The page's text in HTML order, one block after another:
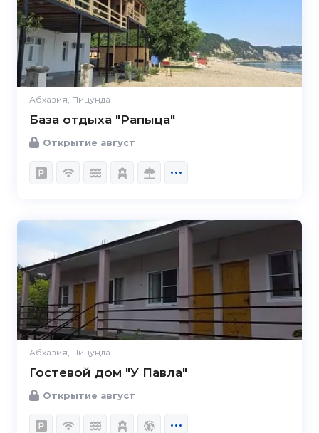
Абхазия, Пицунда
База отдыха "Рапыца"
Открытие август
Абхазия, Пицунда
Гостевой дом "У Павла"
Открытие август